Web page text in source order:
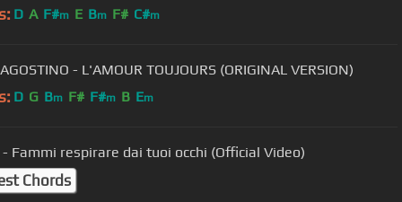
D A F#m E Bm F# C#m
- L'AMOUR TOUJOURS (ORIGINAL VERSION)
D G Bm F# F#m B Em
Fammi respirare dai tuoi occhi (Official Video)
Chords